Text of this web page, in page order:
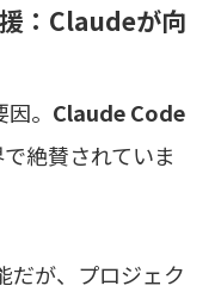
： Claudeが向
。 Claude Code
絶賛されていま
だが、プロジェク